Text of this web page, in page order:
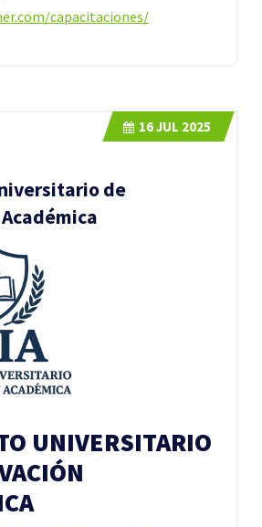
capacitaciones/
de
16JUL 2025
UNIVERSITARIO